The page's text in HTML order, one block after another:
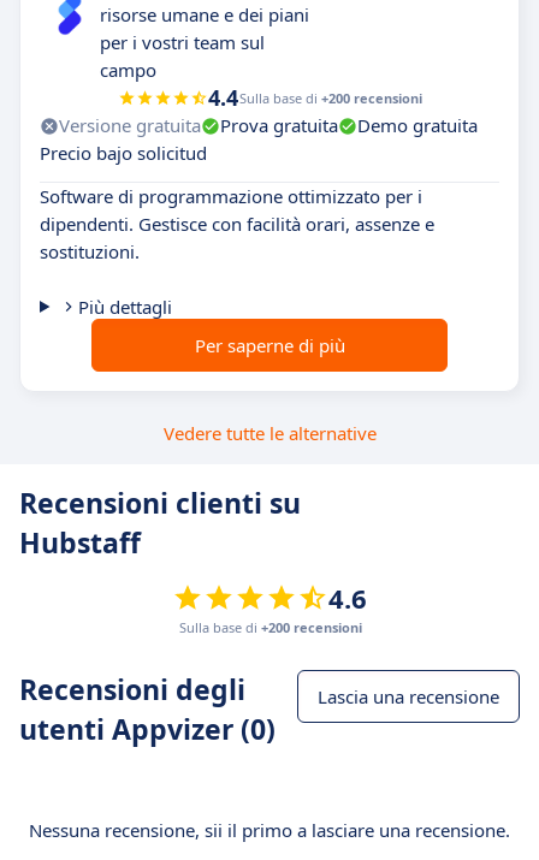
risorse umane e dei piani
per i vostri team sul
campo
4.4Sulla base di +200 recensioni
Versione gratuita Prova gratuita
Demo gratuita
Precio bajo solicitud
Software di programmazione ottimizzato per i
dipendenti. Gestisce con facilità orari, assenze e
sostituzioni.
Più dettagli
Per saperne di più
Vedere tutte le alternative
Recensioni clienti su
Hubstaff
4.6
Sulla base di +200 recensioni
Recensioni degli
utenti Appvizer (0)
Lascia una recensione
Nessuna recensione, sii il primo a lasciare una recensione.